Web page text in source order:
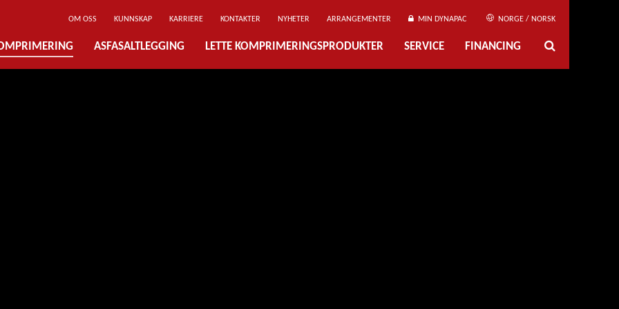
OM OSS KUNNSKAP KARRIERE KONTAKTER NYHETER ARRANGEMENTER MIN DYNAPAC NORGE / NORSK
ASFASALTLEGGING LETTE KOMPRIMERINGSPRODUKTER SERVICE FINANCING